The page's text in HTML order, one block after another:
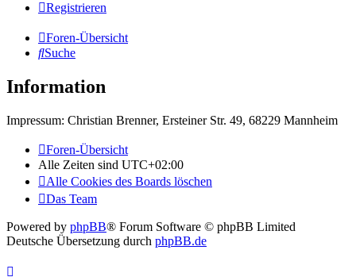
Registrieren
Foren-Übersicht
Suche
Information
Impressum: Christian Brenner, Ersteiner Str. 49, 68229 Mannheim
Foren-Übersicht
Alle Zeiten sind UTC+02:00
Alle Cookies des Boards löschen
Das Team
Powered by phpBB® Forum Software © phpBB Limited
Deutsche Übersetzung durch phpBB.de